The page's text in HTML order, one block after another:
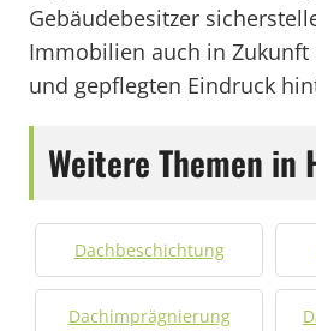
Gebäudebesitzer
Immobilien auch in
und gepflegten Eindruck
Weitere Themen in
Dachbeschichtung
Dachimprägnierung